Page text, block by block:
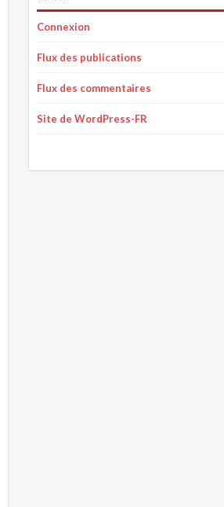
Connexion
Flux des publications
Flux des commentaires
Site de WordPress-FR